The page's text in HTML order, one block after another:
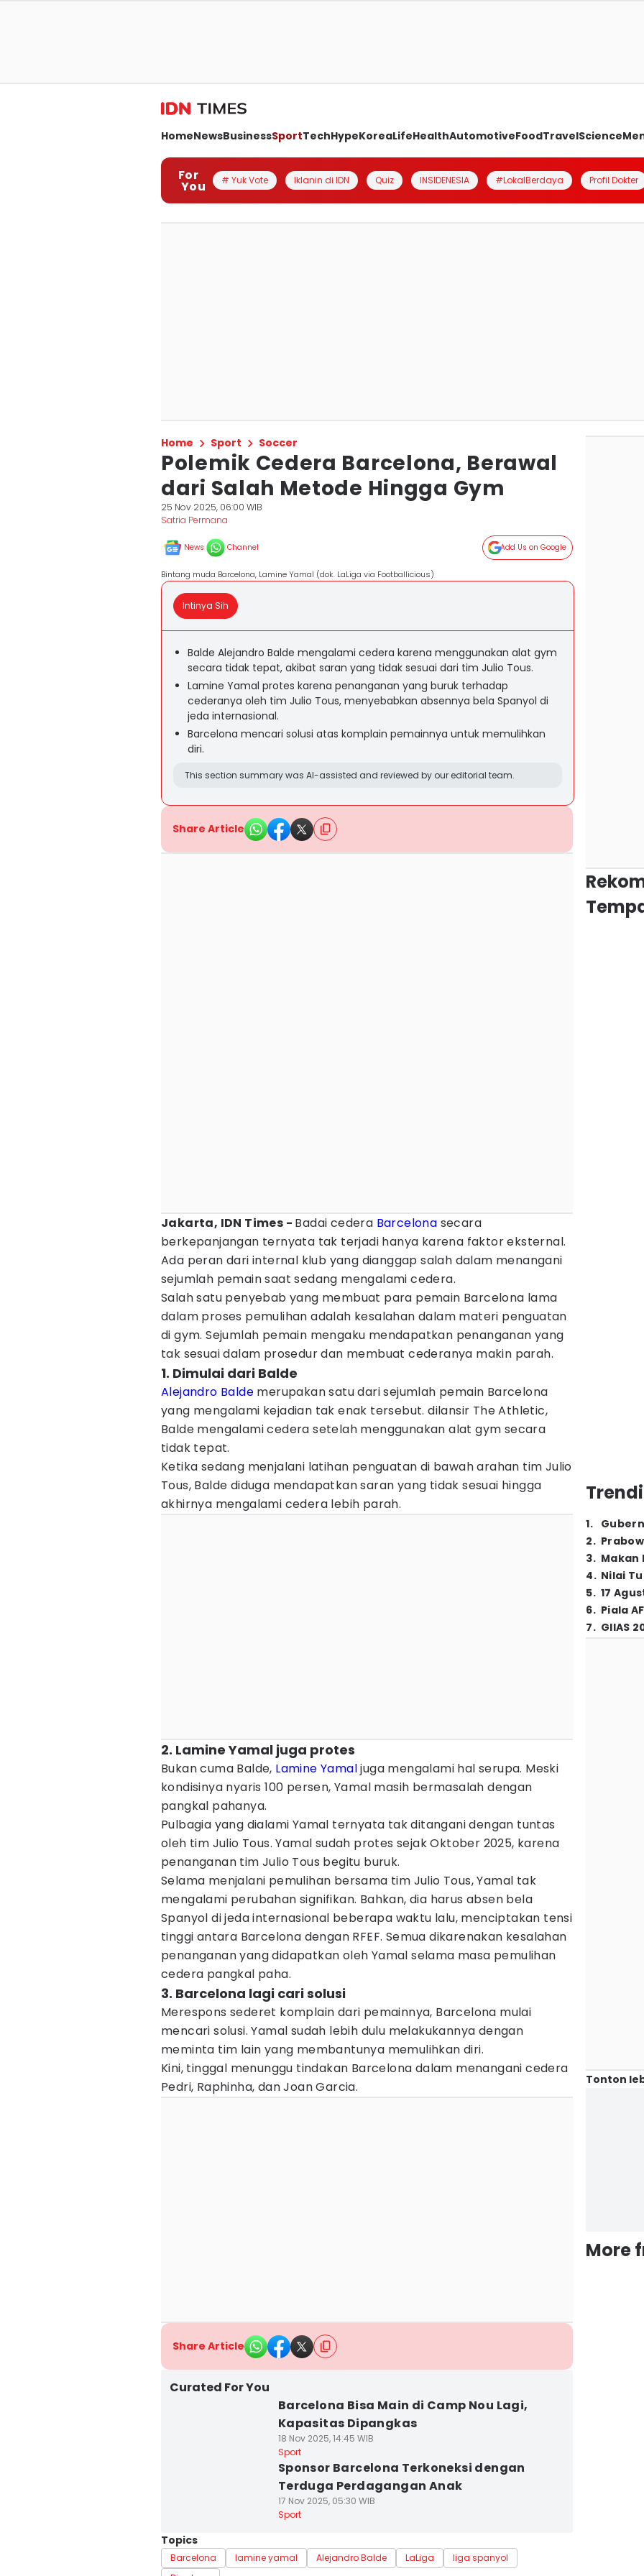
HomeNewsBusinessSportTechHypeKoreaLifeHealthAutomotiveFoodTravelScience
For
You # Yuk Vote Iklanin di IDN Quiz INSIDENESIA #LokalBerdaya Profil Dokter
Home Sport Soccer
Polemik Cedera Barcelona, Berawal
dari Salah Metode Hingga Gym
25 Nov 2025, 06:00 WIB
Satria Permana
News Channel Add Us on Google
Bintang muda Barcelona, Lamine Yamal (dok. LaLiga via Footballicious)
Intinya Sih
Balde Alejandro Balde mengalami cedera karena menggunakan alat gym
secara tidak tepat, akibat saran yang tidak sesuai dari tim Julio Tous.
Lamine Yamal protes karena penanganan yang buruk terhadap
cederanya oleh tim Julio Tous, menyebabkan absennya bela Spanyol di
jeda internasional.
Barcelona mencari solusi atas komplain pemainnya untuk memulihkan
diri.
This section summary was AI-assisted and reviewed by our editorial team.
Share Article
Jakarta, IDN Times - Badai cedera Barcelona secara
berkepanjangan ternyata tak terjadi hanya karena faktor eksternal.
Ada peran dari internal klub yang dianggap salah dalam menangani
sejumlah pemain saat sedang mengalami cedera.
Salah satu penyebab yang membuat para pemain Barcelona lama
dalam proses pemulihan adalah kesalahan dalam materi penguatan
di gym. Sejumlah pemain mengaku mendapatkan penanganan yang
tak sesuai dalam prosedur dan membuat cederanya makin parah.
1. Dimulai dari Balde
Alejandro Balde merupakan satu dari sejumlah pemain Barcelona
yang mengalami kejadian tak enak tersebut. dilansir The Athletic,
Balde mengalami cedera setelah menggunakan alat gym secara
tidak tepat.
Ketika sedang menjalani latihan penguatan di bawah arahan tim Julio
Tous, Balde diduga mendapatkan saran yang tidak sesuai hingga
akhirnya mengalami cedera lebih parah.
2. Lamine Yamal juga protes
Bukan cuma Balde, Lamine Yamaljuga mengalami hal serupa. Meski
kondisinya nyaris 100 persen, Yamal masih bermasalah dengan
pangkal pahanya.
Pulbagia yang dialami Yamal ternyata tak ditangani dengan tuntas
oleh tim Julio Tous. Yamal sudah protes sejak Oktober 2025, karena
penanganan tim Julio Tous begitu buruk.
Selama menjalani pemulihan bersama tim Julio Tous, Yamal tak
mengalami perubahan signifikan. Bahkan, dia harus absen bela
Spanyol di jeda internasional beberapa waktu lalu, menciptakan tensi
tinggi antara Barcelona dengan RFEF. Semua dikarenakan kesalahan
penanganan yang didapatkan oleh Yamal selama masa pemulihan
cedera pangkal paha.
3. Barcelona lagi cari solusi
Merespons sederet komplain dari pemainnya, Barcelona mulai
mencari solusi. Yamal sudah lebih dulu melakukannya dengan
meminta tim lain yang membantunya memulihkan diri.
Kini, tinggal menunggu tindakan Barcelona dalam menangani cedera
Pedri, Raphinha, dan Joan Garcia.
Share Article
Curated For You
Barcelona Bisa Main di Camp Nou Lagi,
Kapasitas Dipangkas
18 Nov 2025, 14:45 WIB
Sport
Sponsor Barcelona Terkoneksi dengan
Terduga Perdagangan Anak
17 Nov 2025, 05:30 WIB
Sport
Topics
Barcelona lamine yamal Alejandro Balde LaLiga
liga spanyol
1.
2.
3. Makan
4. Nilai
5. 17
6. Piala
7. GIIAS
Tonton
More